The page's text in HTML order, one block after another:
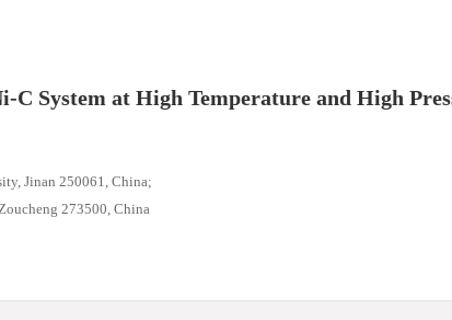
C System at High Temperature and High
Jinan 250061, China;
273500, China